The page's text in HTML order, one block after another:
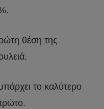
θέση της
το καλύτερο